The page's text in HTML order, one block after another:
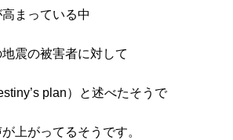
まっている中
震の被害者に対して
plan）と述べたそうで
上がってるそうです。